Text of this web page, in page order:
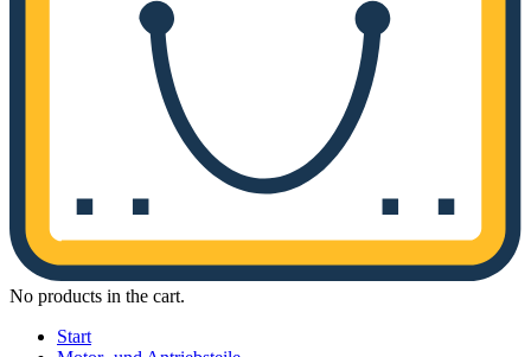
No products in the cart.
Start